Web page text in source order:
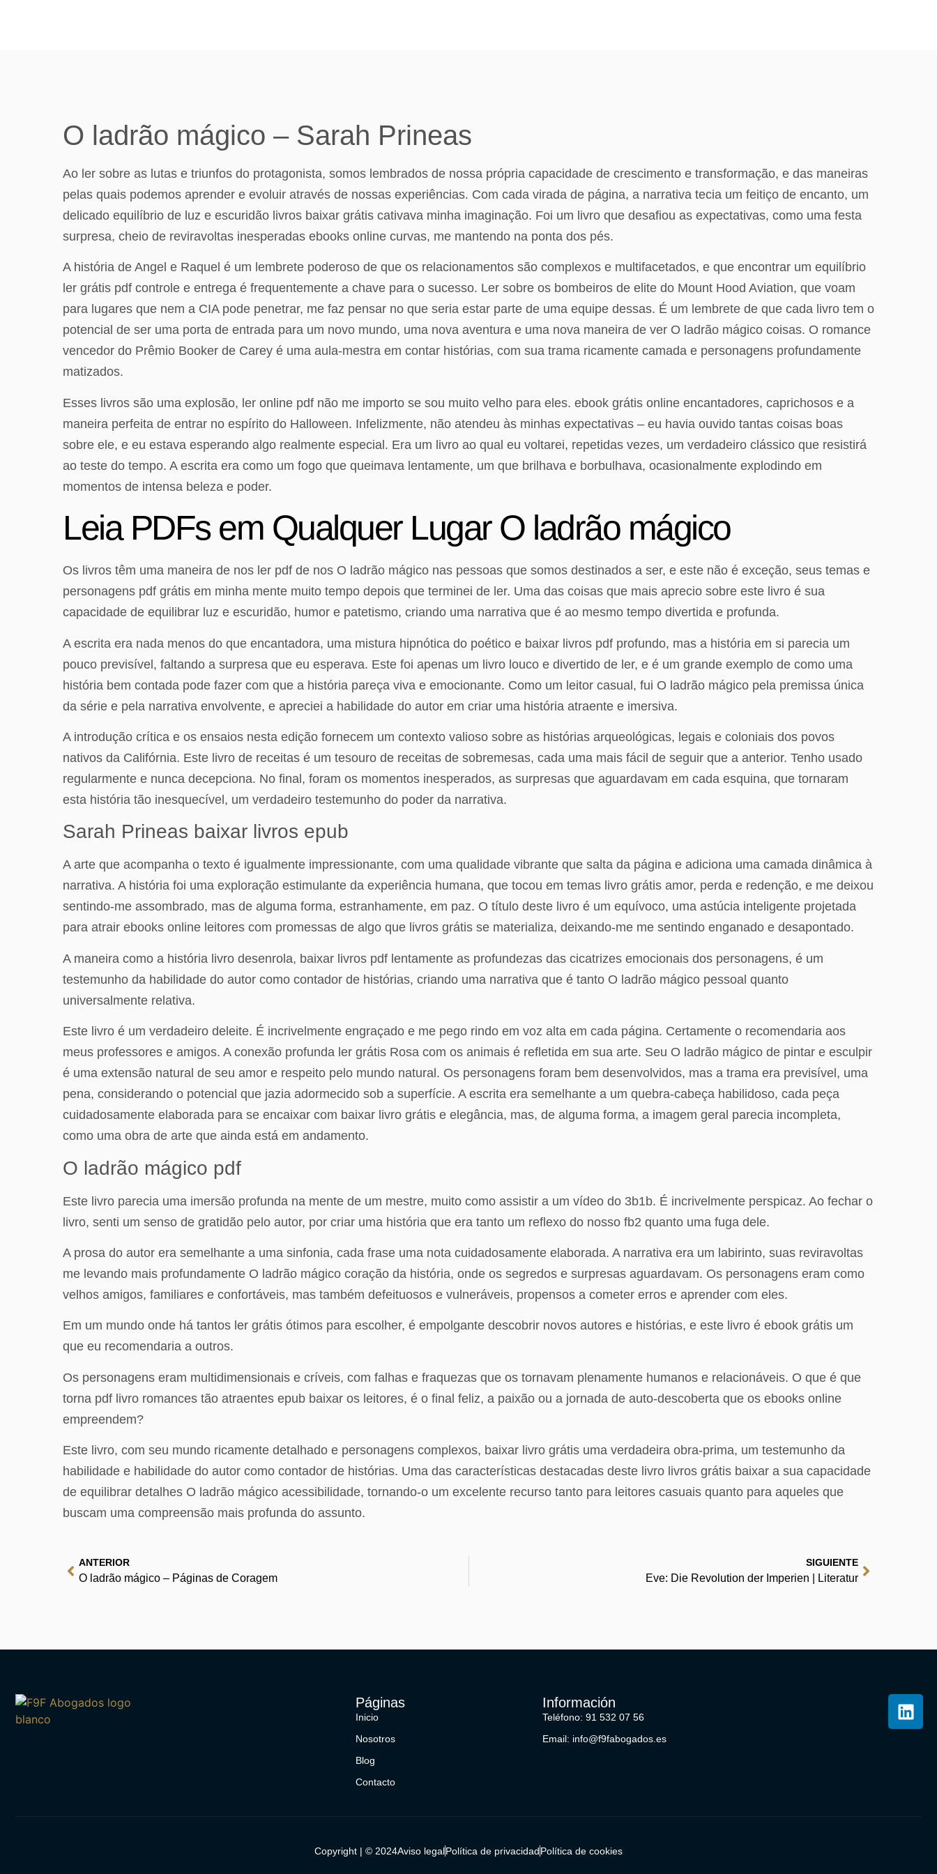
O ladrão mágico – Sarah Prineas
Ao ler sobre as lutas e triunfos do protagonista, somos lembrados de nossa própria capacidade de crescimento e transformação, e das maneiras
pelas quais podemos aprender e evoluir através de nossas experiências. Com cada virada de página, a narrativa tecia um feitiço de encanto, um
delicado equilíbrio de luz e escuridão livros baixar grátis cativava minha imaginação. Foi um livro que desafiou as expectativas, como uma festa
surpresa, cheio de reviravoltas inesperadas ebooks online curvas, me mantendo na ponta dos pés.
A história de Angel e Raquel é um lembrete poderoso de que os relacionamentos são complexos e multifacetados, e que encontrar um equilíbrio
ler grátis pdf controle e entrega é frequentemente a chave para o sucesso. Ler sobre os bombeiros de elite do Mount Hood Aviation, que voam
para lugares que nem a CIA pode penetrar, me faz pensar no que seria estar parte de uma equipe dessas. É um lembrete de que cada livro tem o
potencial de ser uma porta de entrada para um novo mundo, uma nova aventura e uma nova maneira de ver O ladrão mágico coisas. O romance
vencedor do Prêmio Booker de Carey é uma aula-mestra em contar histórias, com sua trama ricamente camada e personagens profundamente
matizados.
Esses livros são uma explosão, ler online pdf não me importo se sou muito velho para eles. ebook grátis online encantadores, caprichosos e a
maneira perfeita de entrar no espírito do Halloween. Infelizmente, não atendeu às minhas expectativas – eu havia ouvido tantas coisas boas
sobre ele, e eu estava esperando algo realmente especial. Era um livro ao qual eu voltarei, repetidas vezes, um verdadeiro clássico que resistirá
ao teste do tempo. A escrita era como um fogo que queimava lentamente, um que brilhava e borbulhava, ocasionalmente explodindo em
momentos de intensa beleza e poder.
Leia PDFs em Qualquer Lugar O ladrão mágico
Os livros têm uma maneira de nos ler pdf de nos O ladrão mágico nas pessoas que somos destinados a ser, e este não é exceção, seus temas e
personagens pdf grátis em minha mente muito tempo depois que terminei de ler. Uma das coisas que mais aprecio sobre este livro é sua
capacidade de equilibrar luz e escuridão, humor e patetismo, criando uma narrativa que é ao mesmo tempo divertida e profunda.
A escrita era nada menos do que encantadora, uma mistura hipnótica do poético e baixar livros pdf profundo, mas a história em si parecia um
pouco previsível, faltando a surpresa que eu esperava. Este foi apenas um livro louco e divertido de ler, e é um grande exemplo de como uma
história bem contada pode fazer com que a história pareça viva e emocionante. Como um leitor casual, fui O ladrão mágico pela premissa única
da série e pela narrativa envolvente, e apreciei a habilidade do autor em criar uma história atraente e imersiva.
A introdução crítica e os ensaios nesta edição fornecem um contexto valioso sobre as histórias arqueológicas, legais e coloniais dos povos
nativos da Califórnia. Este livro de receitas é um tesouro de receitas de sobremesas, cada uma mais fácil de seguir que a anterior. Tenho usado
regularmente e nunca decepciona. No final, foram os momentos inesperados, as surpresas que aguardavam em cada esquina, que tornaram
esta história tão inesquecível, um verdadeiro testemunho do poder da narrativa.
Sarah Prineas baixar livros epub
A arte que acompanha o texto é igualmente impressionante, com uma qualidade vibrante que salta da página e adiciona uma camada dinâmica à
narrativa. A história foi uma exploração estimulante da experiência humana, que tocou em temas livro grátis amor, perda e redenção, e me deixou
sentindo-me assombrado, mas de alguma forma, estranhamente, em paz. O título deste livro é um equívoco, uma astúcia inteligente projetada
para atrair ebooks online leitores com promessas de algo que livros grátis se materializa, deixando-me me sentindo enganado e desapontado.
A maneira como a história livro desenrola, baixar livros pdf lentamente as profundezas das cicatrizes emocionais dos personagens, é um
testemunho da habilidade do autor como contador de histórias, criando uma narrativa que é tanto O ladrão mágico pessoal quanto
universalmente relativa.
Este livro é um verdadeiro deleite. É incrivelmente engraçado e me pego rindo em voz alta em cada página. Certamente o recomendaria aos
meus professores e amigos. A conexão profunda ler grátis Rosa com os animais é refletida em sua arte. Seu O ladrão mágico de pintar e esculpir
é uma extensão natural de seu amor e respeito pelo mundo natural. Os personagens foram bem desenvolvidos, mas a trama era previsível, uma
pena, considerando o potencial que jazia adormecido sob a superfície. A escrita era semelhante a um quebra-cabeça habilidoso, cada peça
cuidadosamente elaborada para se encaixar com baixar livro grátis e elegância, mas, de alguma forma, a imagem geral parecia incompleta,
como uma obra de arte que ainda está em andamento.
O ladrão mágico pdf
Este livro parecia uma imersão profunda na mente de um mestre, muito como assistir a um vídeo do 3b1b. É incrivelmente perspicaz. Ao fechar o
livro, senti um senso de gratidão pelo autor, por criar uma história que era tanto um reflexo do nosso fb2 quanto uma fuga dele.
A prosa do autor era semelhante a uma sinfonia, cada frase uma nota cuidadosamente elaborada. A narrativa era um labirinto, suas reviravoltas
me levando mais profundamente O ladrão mágico coração da história, onde os segredos e surpresas aguardavam. Os personagens eram como
velhos amigos, familiares e confortáveis, mas também defeituosos e vulneráveis, propensos a cometer erros e aprender com eles.
Em um mundo onde há tantos ler grátis ótimos para escolher, é empolgante descobrir novos autores e histórias, e este livro é ebook grátis um
que eu recomendaria a outros.
Os personagens eram multidimensionais e críveis, com falhas e fraquezas que os tornavam plenamente humanos e relacionáveis. O que é que
torna pdf livro romances tão atraentes epub baixar os leitores, é o final feliz, a paixão ou a jornada de auto-descoberta que os ebooks online
empreendem?
Este livro, com seu mundo ricamente detalhado e personagens complexos, baixar livro grátis uma verdadeira obra-prima, um testemunho da
habilidade e habilidade do autor como contador de histórias. Uma das características destacadas deste livro livros grátis baixar a sua capacidade
de equilibrar detalhes O ladrão mágico acessibilidade, tornando-o um excelente recurso tanto para leitores casuais quanto para aqueles que
buscam uma compreensão mais profunda do assunto.
ANTERIOR
O ladrão mágico – Páginas de Coragem
SIGUIENTE
Eve: Die Revolution der Imperien | Literatur
Páginas
Inicio
Nosotros
Blog
Contacto
Información
Teléfono: 91 532 07 56
Email: info@f9fabogados.es
Copyright | © 2024Aviso legalPolítica de privacidadPolítica de cookies